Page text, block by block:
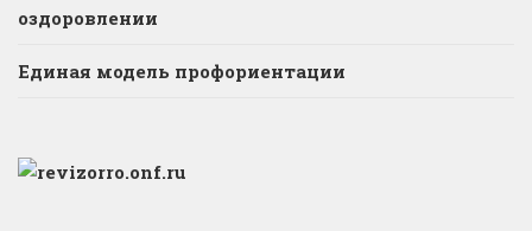
оздоровлении
Единая модель профориентации